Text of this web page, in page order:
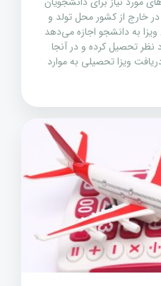
خارج از کشور محل تولد و
به دانشجو اجازه می‌دهد
نظر تحصیل کرده و در آنجا
ویزا تحصیلی به موارد